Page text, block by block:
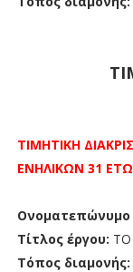
ΤΙΜΗΤΙΚΗ
ΕΝΗΛΙΚΩΝ 31
Ονοματεπώνυμο
Τίτλος έργου:
Τόπος διαμονής: